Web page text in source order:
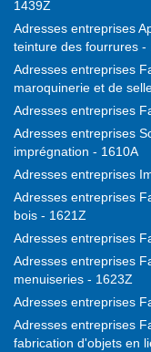
1439Z
Adresses entreprises
teinture des fourrures -
Adresses entreprises
maroquinerie et de
Adresses entreprises
Adresses entreprises
imprégnation - 1610A
Adresses entreprises
Adresses entreprises
bois - 1621Z
Adresses entreprises
Adresses entreprises
menuiseries - 1623Z
Adresses entreprises
Adresses entreprises
fabrication d'objets en